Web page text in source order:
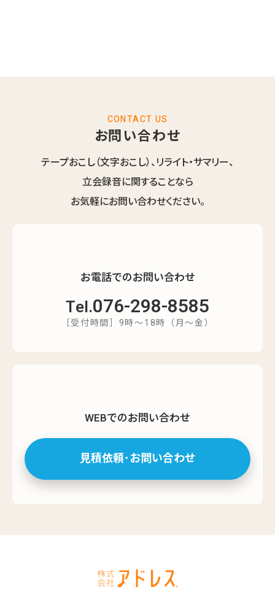
CONTACT US
お問い合わせ
テープおこし（文字おこし）、リライト・サマリー、
立会録音に関することなら
お気軽にお問い合わせください。
お電話でのお問い合わせ
Tel.076-298-8585
［受付時間］9時～18時（月～金）
WEBでのお問い合わせ
見積依頼･お問い合わせ